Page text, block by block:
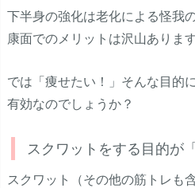
下半身の強化は老化による怪我
康面でのメリットは沢山あります
では「痩せたい！」そんな目的
有効なのでしょうか？
スクワットをする目的が
スクワット（その他の筋トレも